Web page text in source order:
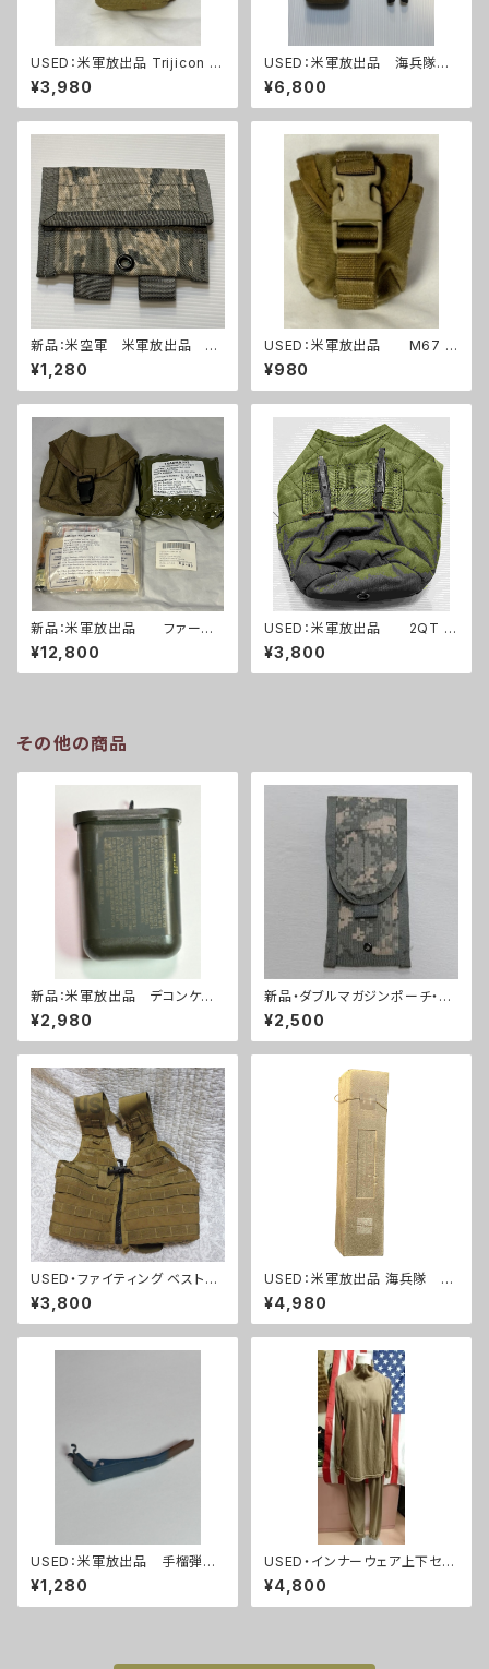
USED：米軍放出品 Trijicon A
COG RCO トリジコン アコグ
ポーチ タンカラー(A288)
¥3,980
USED：米軍放出品 海兵隊
ワイヤーカッター+ポーチ(A0
264)
¥6,800
新品：米空軍 米軍放出品 デ
ジタルタイガー迷彩 ABU ユー
ティリティーポーチ(A0263)
¥1,280
USED：米軍放出品 M67 グ
レネードポーチ コヨーテ USM
C 海兵隊(A0262)
¥980
新品：米軍放出品 ファースト
エイドキット トラウマキット
フルセット(A0261)
¥12,800
USED：米軍放出品 2QT キ
ャンティーンポーチ OD(A025
3)
¥3,800
その他の商品
新品：米軍放出品 デコンケー
ス 除菌キットケース (A290)
¥2,980
新品・ダブルマガジンポーチ・A
CU(A0058)
¥2,500
USED・ファイティング ベスト
（ジッパー黒）・MOLLE コヨー
テ(A0012)
¥3,800
USED：米軍放出品 海兵隊
THERMAREST スリーピング
マット コヨーテ(A0233)
¥4,980
USED：米軍放出品 手榴弾
ハンドグレネード レバー(A29
1)
¥1,280
USED・インナーウェア上下セッ
ト(Mサイズ)(A0019)
¥4,800